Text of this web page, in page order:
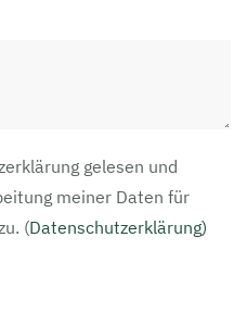
gelesen und
meiner Daten für
(Datenschutzerklärung)